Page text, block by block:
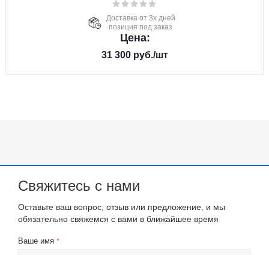
Доставка от 3х дней
позиция под заказ
Цена:
31 300 руб./шт
Свяжитесь с нами
Оставьте ваш вопрос, отзыв или предложение, и мы
обязательно свяжемся с вами в ближайшее время
Ваше имя *